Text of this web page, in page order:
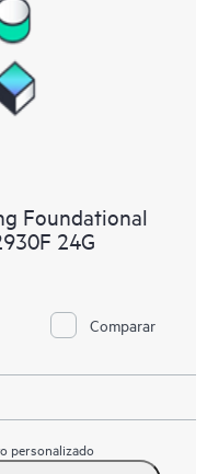
Foundational
24G
Comparar
personalizado